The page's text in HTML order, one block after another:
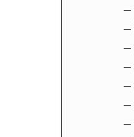
–
–
–
–
–
–
–